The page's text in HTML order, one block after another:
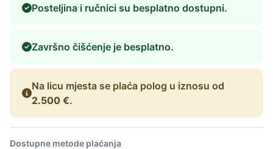
Posteljina i ručnici su besplatno dostupni.
Završno čišćenje je besplatno.
Na licu mjesta se plaća polog u iznosu od
2.500 €.
Dostupne metode plaćanja